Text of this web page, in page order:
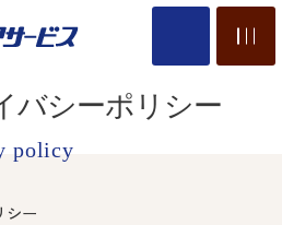
バシーポリシー
policy
シー